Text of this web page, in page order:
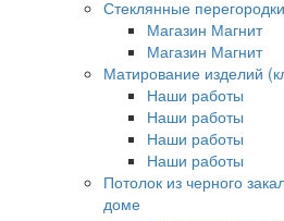
Стеклянные
Магазин Магнит
Магазин Магнит
Матирование изделий
Наши работы
Наши работы
Наши работы
Наши работы
Потолок из черного
доме